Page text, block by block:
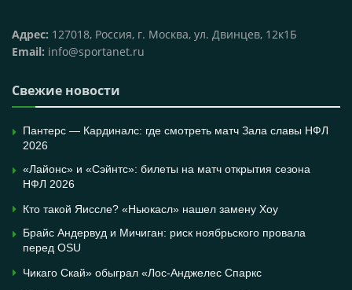
Адрес: 127018, Россия, г. Москва, ул. Двинцев, 12к1Б
Email: info@sportanet.ru
Свежие новости
Пантерс — Кардиналс: где смотреть матч Зала славы НФЛ
2026
«Лайонс» и «Сэйнтс»: билеты на матч открытия сезона
НФЛ 2026
Кто такой Яиссле? «Ньюкасл» нашел замену Хоу
Брайс Андервуд и Мичиган: риск ноябрьского провала
перед OSU
Чикаго Скай» обыграл «Лос-Анджелес Спаркс